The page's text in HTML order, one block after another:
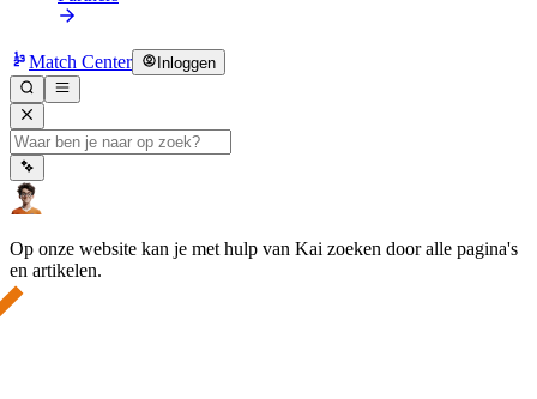
Match Center Inloggen
Op onze website kan je met hulp van Kai zoeken door alle pagina's
en artikelen.